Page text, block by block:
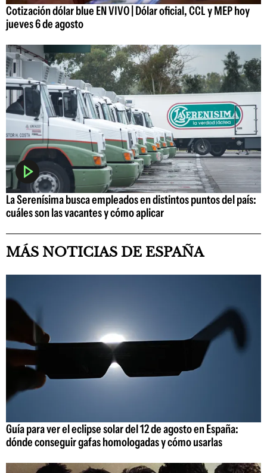
Cotización dólar blue EN VIVO | Dólar oficial, CCL y MEP hoy
jueves 6 de agosto
La Serenísima busca empleados en distintos puntos del país:
cuáles son las vacantes y cómo aplicar
MÁS NOTICIAS DE ESPAÑA
Guía para ver el eclipse solar del 12 de agosto en España:
dónde conseguir gafas homologadas y cómo usarlas